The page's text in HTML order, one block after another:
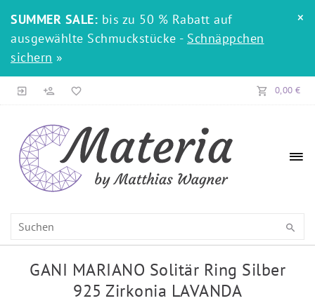
SUMMER SALE: bis zu 50 % Rabatt auf
ausgewählte Schmuckstücke - Schnäppchen
sichern »
×
0,00 €
GANI MARIANO Solitär Ring Silber
925 Zirkonia LAVANDA